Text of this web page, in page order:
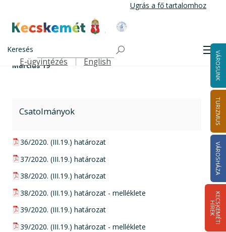
tartalomra
Ugrás a fő tartalomhoz
Kecskemét Város Honlapja
Keresés
Felső navigáció
E-ügyintézés English VÁROSUNK
TURIZMUS
VÁROSHÁZA
K
E
C
S
K
E
M
É
T
I
HÍ
R
E
K
Március 19
Csatolmányok
pdf csatolmány:
36/2020. (III.19.) határozat
pdf csatolmány:
37/2020. (III.19.) határozat
pdf csatolmány:
38/2020. (III.19.) határozat
pdf csatolmány:
38/2020. (III.19.) határozat - melléklete
pdf csatolmány:
39/2020. (III.19.) határozat
pdf csatolmány:
39/2020. (III.19.) határozat - melléklete